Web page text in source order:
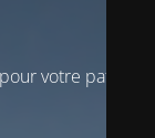
votre patience